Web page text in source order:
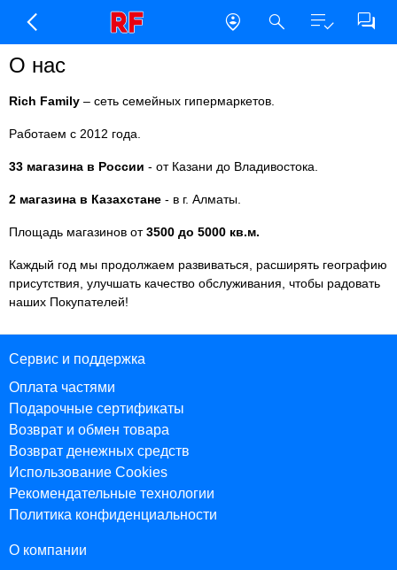
О нас
Rich Family – сеть семейных гипермаркетов.
Работаем с 2012 года.
33 магазина в России - от Казани до Владивостока.
2 магазина в Казахстане - в г. Алматы.
Площадь магазинов от3500 до 5000 кв.м.
Каждый год мы продолжаем развиваться, расширять географию
присутствия, улучшать качество обслуживания, чтобы радовать
наших Покупателей!
Сервис и поддержка
Оплата частями
Подарочные сертификаты
Возврат и обмен товара
Возврат денежных средств
Использование Cookies
Рекомендательные технологии
Политика конфиденциальности
О компании